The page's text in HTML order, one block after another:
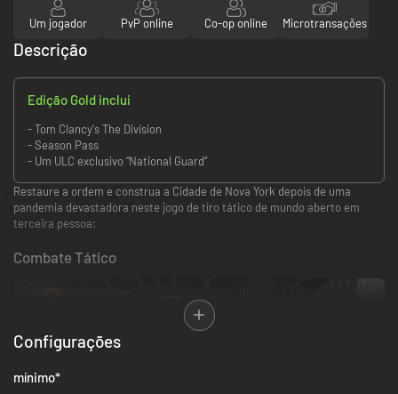
Um jogador PvP online Co-op online Microtransações
Descrição
Edição Gold inclui
- Tom Clancy's The Division
- Season Pass
- Um ULC exclusivo “National Guard”
Restaure a ordem e construa a Cidade de Nova York depois de uma
pandemia devastadora neste jogo de tiro tático de mundo aberto em
terceira pessoa:
Combate Tático
Configurações
mínimo*